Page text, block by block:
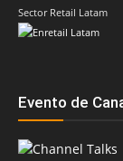
Sector Retail Latam
Evento de